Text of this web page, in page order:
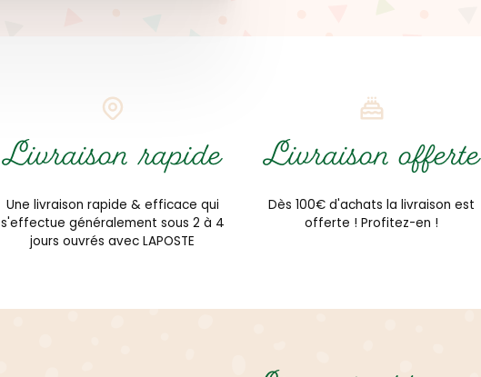
Livraison rapide
Une livraison rapide & efficace qui
s'effectue généralement sous 2 à 4
jours ouvrés avec LAPOSTE
Livraison offerte
Dès 100€ d'achats la livraison est
offerte ! Profitez-en !